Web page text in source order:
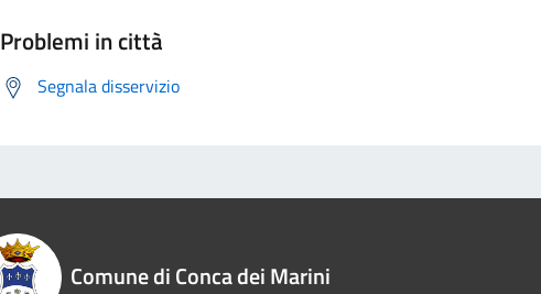
Problemi in città
Segnala disservizio
Comune di Conca dei Marini